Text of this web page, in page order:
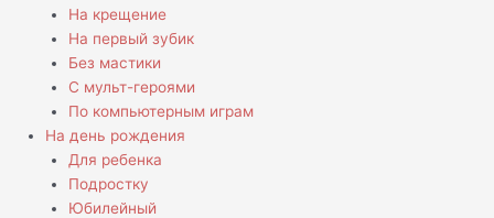
На крещение
На первый зубик
Без мастики
С мульт-героями
По компьютерным играм
На день рождения
Для ребенка
Подростку
Юбилейный